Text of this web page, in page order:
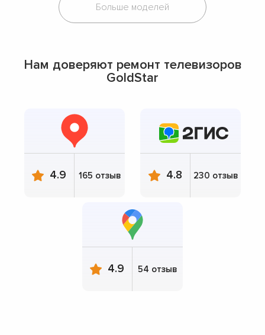
Больше моделей
Нам доверяют ремонт телевизоров
GoldStar
4.9 165 отзыв 4.8 230 отзыв
4.9 54 отзыв